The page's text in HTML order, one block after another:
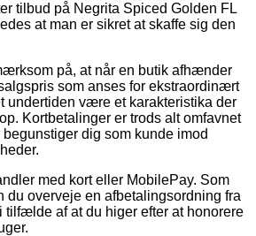
tilbud på Negrita Spiced Golden FL
at man er sikret at skaffe sig den
på, at når en butik afhænder
som anses for ekstraordinært
undertiden være et karakteristika der
Kortbetalinger er trods alt omfavnet
dig som kunde imod
med kort eller MobilePay. Som
du overveje en afbetalingsordning fra
af at du higer efter at honorere